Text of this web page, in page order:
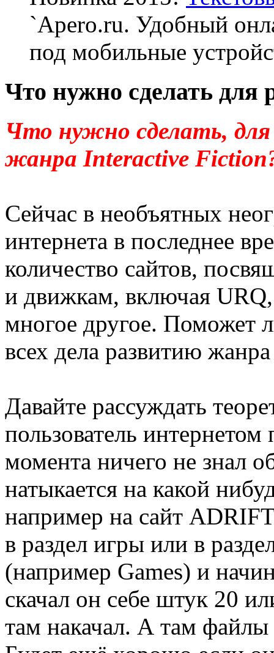
`Apero.ru. Удобный
под мобильные
Что нужно сделать
Что нужно сделать, для
жанра Interactive
Сейчас в необъятных
интернета в последнее
количество сайтов,
и движкам, включая
многое другое. Поможет
всех дела развитию
Давайте рассуждать
пользователь
момента ничего не знал
натыкается на какой
например на сайт
в раздел игры или в
(например Games) и
скачал он себе штук 20
там накачал. А там файлы